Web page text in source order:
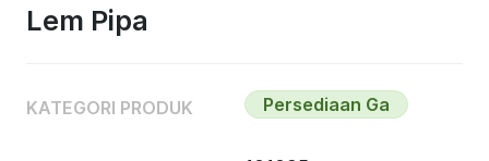
Lem Pipa
KATEGORI PRODUK Persediaan Ga